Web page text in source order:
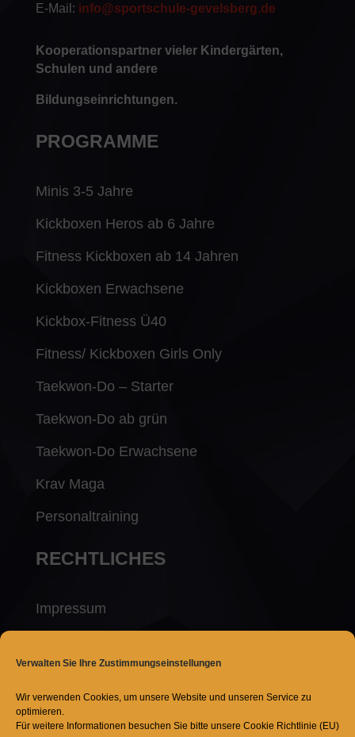
Verwalten Sie Ihre Zustimmungseinstellungen
Wir verwenden Cookies, um unsere Website und unseren Service zu
optimieren.
Für weitere Informationen besuchen Sie bitte unsere Cookie Richtlinie (EU)
E-Mail: info@sportschule-gevelsberg.de
Kooperationspartner vieler Kindergärten,
Schulen und andere
Bildungseinrichtungen.
PROGRAMME
Minis 3-5 Jahre
Kickboxen Heros ab 6 Jahre
Fitness Kickboxen ab 14 Jahren
Kickboxen Erwachsene
Kickbox-Fitness Ü40
Fitness/ Kickboxen Girls Only
Taekwon-Do – Starter
Taekwon-Do ab grün
Taekwon-Do Erwachsene
Krav Maga
Personaltraining
RECHTLICHES
Impressum
Cookie Policy (EU)
Probestunde buchen